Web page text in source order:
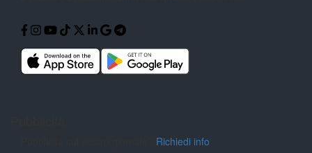
Richiedi info